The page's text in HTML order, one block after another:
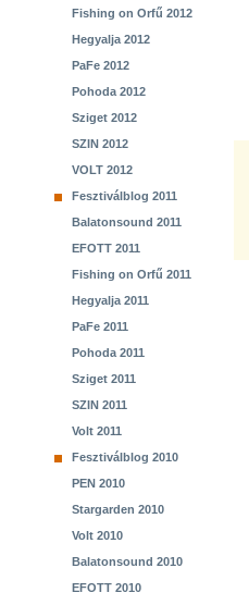
Fishing on Orfű 2012
Hegyalja 2012
PaFe 2012
Pohoda 2012
Sziget 2012
SZIN 2012
VOLT 2012
Fesztiválblog 2011
Balatonsound 2011
EFOTT 2011
Fishing on Orfű 2011
Hegyalja 2011
PaFe 2011
Pohoda 2011
Sziget 2011
SZIN 2011
Volt 2011
Fesztiválblog 2010
PEN 2010
Stargarden 2010
Volt 2010
Balatonsound 2010
EFOTT 2010